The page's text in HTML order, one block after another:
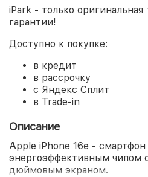
iPark - только оригинальная
гарантии!
Доступно к покупке:
в кредит
в рассрочку
с Яндекс Сплит
в Trade-in
Описание
Apple iPhone 16e - смартфон
энергоэффективным чипом
дюймовым экраном.